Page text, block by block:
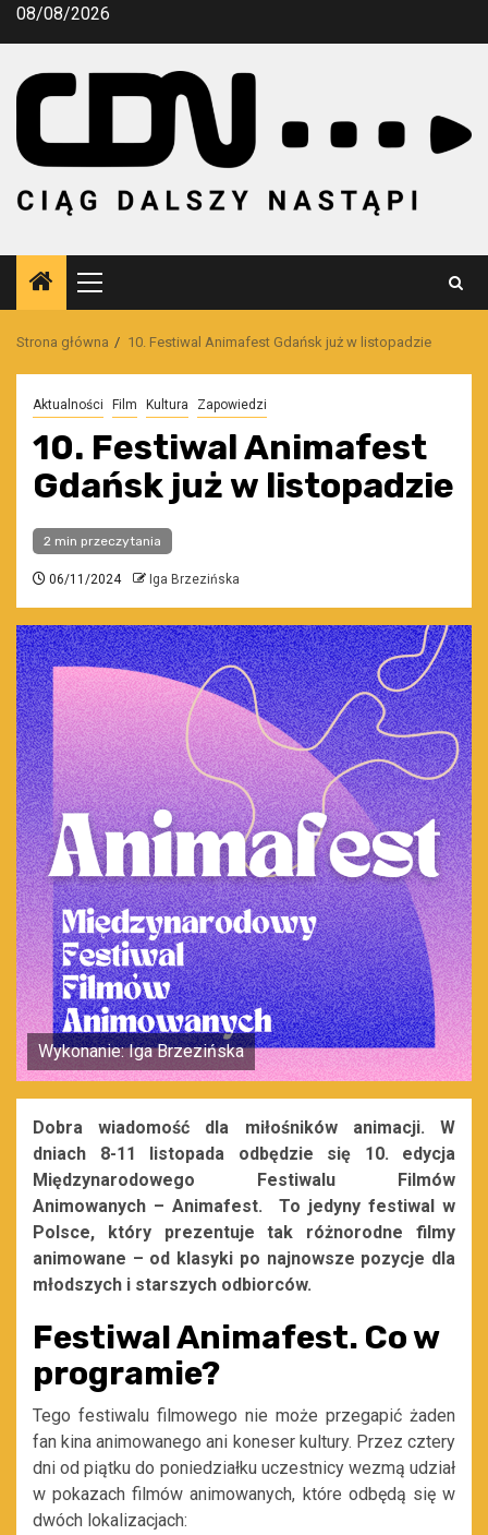
Przejdź
08/08/2026
Menu
główne
Strona główna 10. Festiwal Animafest Gdańsk już w listopadzie
Aktualności Film Kultura Zapowiedzi
10. Festiwal Animafest
Gdańsk już w listopadzie
2 min przeczytania
06/11/2024 Iga Brzezińska
Wykonanie: Iga Brzezińska
Dobra wiadomość dla miłośników animacji. W
dniach 8-11 listopada odbędzie się 10. edycja
Międzynarodowego Festiwalu Filmów
Animowanych – Animafest.
To jedyny festiwal w
Polsce, który prezentuje tak różnorodne filmy
animowane – od klasyki po najnowsze pozycje dla
młodszych i starszych odbiorców.
Festiwal Animafest. Co w
programie?
Tego festiwalu filmowego nie może przegapić żaden
fan kina animowanego ani koneser kultury. Przez cztery
dni od piątku do poniedziałku uczestnicy wezmą udział
w pokazach filmów animowanych, które odbędą się w
dwóch lokalizacjach: